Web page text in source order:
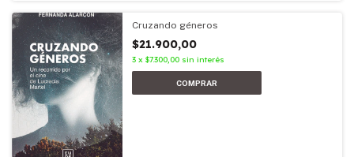
Cruzando géneros
$21.900,00
3 x $7.300,00 sin interés